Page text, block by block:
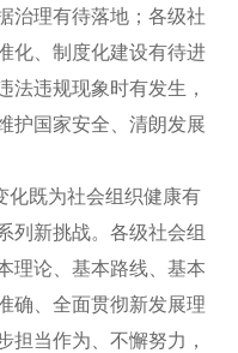
治理有待落地；各级社
化、制度化建设有待进
法违规现象时有发生，
护国家安全、清朗发展
化既为社会组织健康有
列新挑战。各级社会组
理论、基本路线、基本
确、全面贯彻新发展理
担当作为、不懈努力，